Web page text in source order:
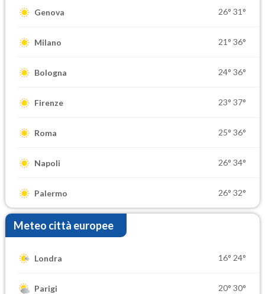
Genova 26° 31°
Milano 21° 36°
Bologna 24° 36°
Firenze 23° 37°
Roma 25° 36°
Napoli 26° 34°
Palermo 26° 32°
Meteo città europee
Londra 16° 24°
Parigi 20° 30°